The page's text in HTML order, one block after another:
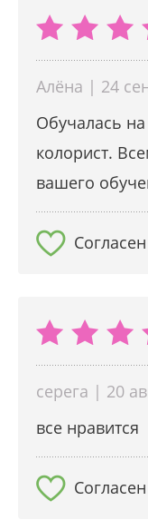
Алёна | 24
Обучалась
колорист.
вашего
Согласен
серега | 20
все нравится
Согласен